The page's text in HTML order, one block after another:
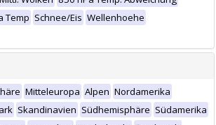
Temp Schnee/Eis Wellenhoehe
Mitteleuropa Alpen Nordamerika
Skandinavien Südhemisphäre Südamerika